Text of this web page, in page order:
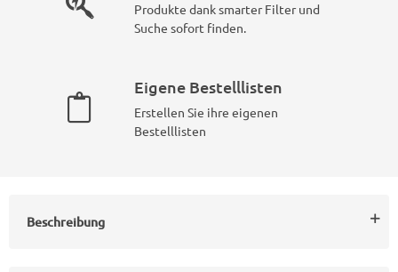
Produkte dank smarter Filter und
Suche sofort finden.
Eigene Bestelllisten
Erstellen Sie ihre eigenen
Bestelllisten
Beschreibung